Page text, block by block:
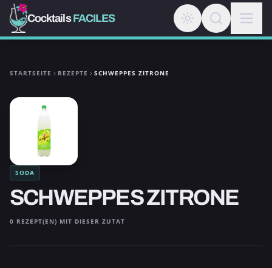
CocktailsFACILES
STARTSEITE REZEPTE SCHWEPPES ZITRONE
SODA
SCHWEPPES ZITRONE
0 REZEPT(EN) MIT DIESER ZUTAT